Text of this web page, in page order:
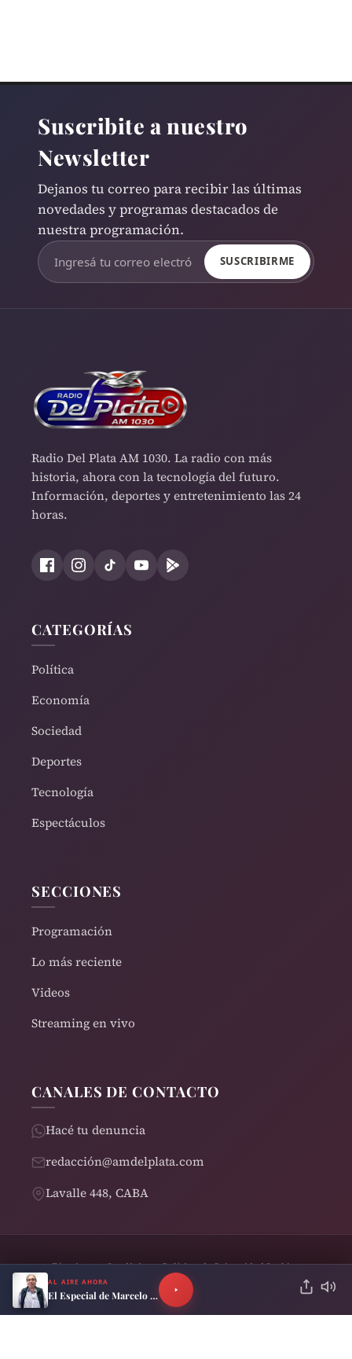
Suscribite a nuestro
Newsletter
Dejanos tu correo para recibir las últimas
novedades y programas destacados de
nuestra programación.
SUSCRIBIRME
Radio Del Plata AM 1030. La radio con más
historia, ahora con la tecnología del futuro.
Información, deportes y entretenimiento las 24
horas.
CATEGORÍAS
Política
Economía
Sociedad
Deportes
Tecnología
Espectáculos
SECCIONES
Programación
Lo más reciente
Videos
Streaming en vivo
CANALES DE CONTACTO
Hacé tu denuncia
redacción@amdelplata.com
Lavalle 448, CABA
Términos y CondicionesPolítica de PrivacidadCookies
© 2026 AM del Plata 1030 | Design by
AL AIRE AHORA
El Especial de Marcelo Neira